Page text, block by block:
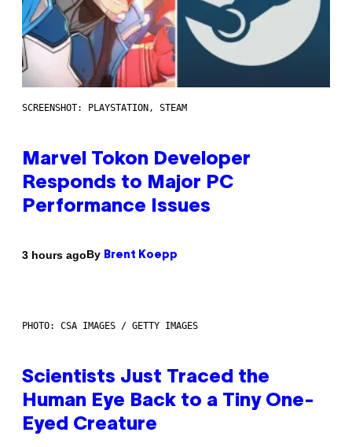
SCREENSHOT: PLAYSTATION, STEAM
Marvel Tokon Developer
Responds to Major PC
Performance Issues
3 hours agoBy Brent Koepp
PHOTO: CSA IMAGES / GETTY IMAGES
Scientists Just Traced the
Human Eye Back to a Tiny One-
Eyed Creature